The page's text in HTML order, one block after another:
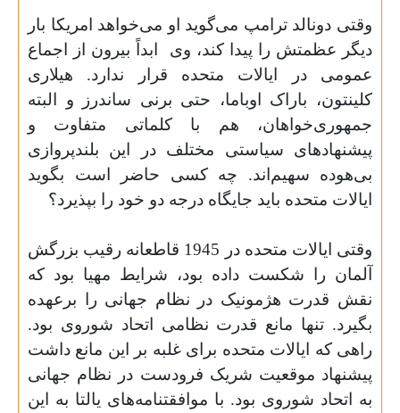
وقتی دونالد ترامپ می‌گوید او می‌خواهد امریکا بار
دیگر عظمتش را پیدا کند، وی
ابداً بیرون از اجماع
عمومی در ایالات متحده قرار ندارد. هیلاری
کلینتون، باراک اوباما، حتی برنی ساندرز و البته
جمهوری‌خواهان، هم با کلماتی متفاوت و
پیشنهادهای سیاستی مختلف در این بلندپروازی
بی‌هوده سهیم‌اند. چه کسی حاضر است بگوید
ایالات متحده باید جایگاه درجه دو خود را بپذیرد؟
وقتی ایالات متحده در 1945 قاطعانه رقیب بزرگش
آلمان را شکست داده بود، شرایط مهیا بود که
نقش قدرت هژمونیک در نظام جهانی را برعهده
بگیرد. تنها مانع قدرت نظامی اتحاد شوروی بود.
راهی که ایالات متحده برای غلبه بر این مانع داشت
پیشنهاد موقعیت شریک فرودست در نظام جهانی
به اتحاد شوروی بود. با موافقتنامه‌های یالتا به این